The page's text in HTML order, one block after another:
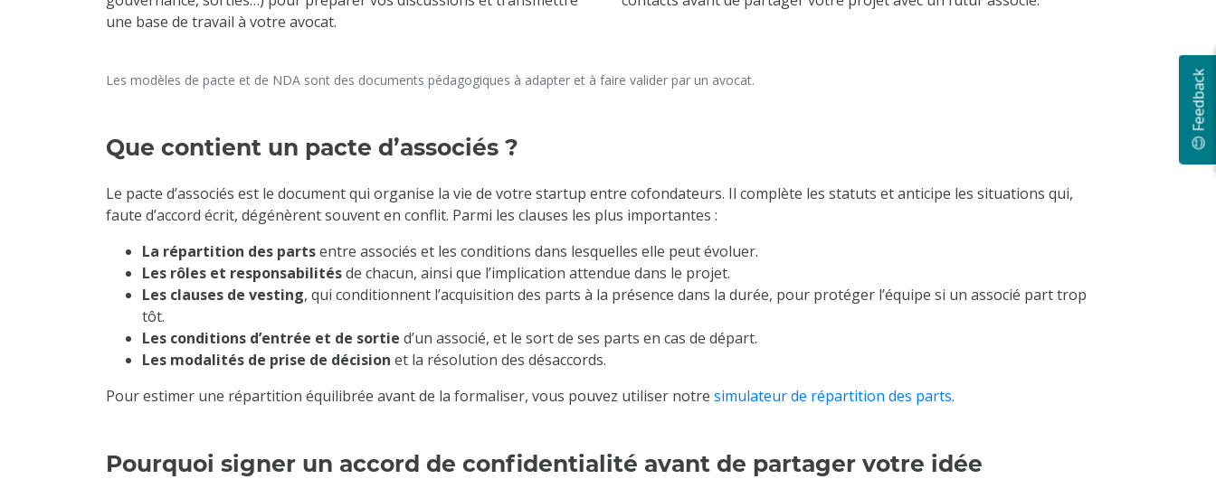
une base de travail à votre avocat.
Les modèles de pacte et de NDA sont des documents pédagogiques à adapter et à faire valider par un avocat.
Que contient un pacte d’associés ?
Le pacte d’associés est le document qui organise la vie de votre startup entre cofondateurs. Il complète les statuts et anticipe les situations qui,
faute d’accord écrit, dégénèrent souvent en conflit. Parmi les clauses les plus importantes :
La répartition des partsentre associés et les conditions dans lesquelles elle peut évoluer.
Les rôles et responsabilitésde chacun, ainsi que l’implication attendue dans le projet.
Les clauses de vesting, qui conditionnent l’acquisition des parts à la présence dans la durée, pour protéger l’équipe si un associé part trop
tôt.
Les conditions d’entrée et de sortie d’un associé, et le sort de ses parts en cas de départ.
Les modalités de prise de décision et la résolution des désaccords.
Pour estimer une répartition équilibrée avant de la formaliser, vous pouvez utiliser notre simulateur de répartition des parts.
Pourquoi signer un accord de confidentialité avant de partager votre idée
😊 Feedback